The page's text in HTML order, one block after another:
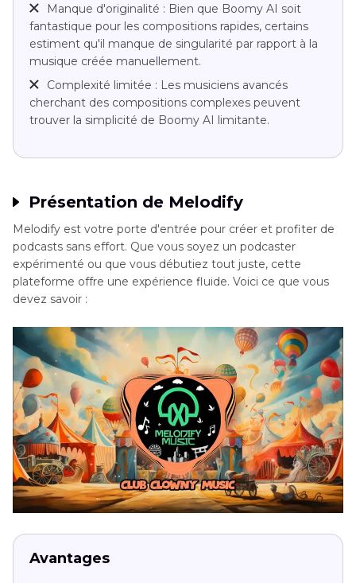
Manque d'originalité : Bien que Boomy AI soit
fantastique pour les compositions rapides, certains
estiment qu'il manque de singularité par rapport à la
musique créée manuellement.
Complexité limitée : Les musiciens avancés
cherchant des compositions complexes peuvent
trouver la simplicité de Boomy AI limitante.
Présentation de Melodify
Melodify est votre porte d'entrée pour créer et profiter de
podcasts sans effort. Que vous soyez un podcaster
expérimenté ou que vous débutiez tout juste, cette
plateforme offre une expérience fluide. Voici ce que vous
devez savoir :
Avantages